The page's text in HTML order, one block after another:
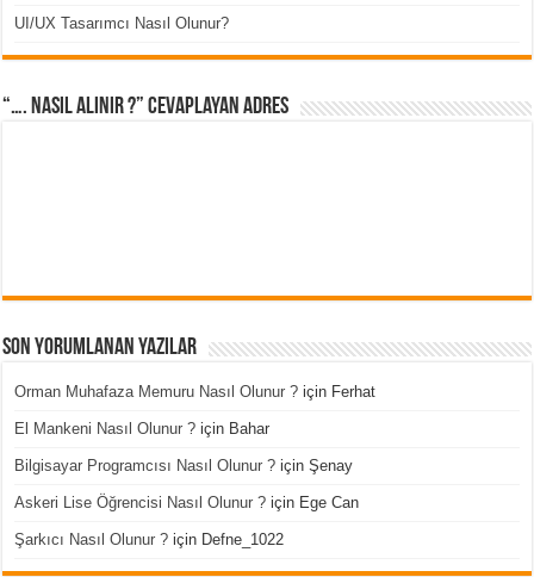
UI/UX Tasarımcı Nasıl Olunur?
“…. Nasıl Alınır ?” cevaplayan adres
Son Yorumlanan Yazılar
Orman Muhafaza Memuru Nasıl Olunur ? için Ferhat
El Mankeni Nasıl Olunur ? için Bahar
Bilgisayar Programcısı Nasıl Olunur ? içinŞenay
Askeri Lise Öğrencisi Nasıl Olunur ? için Ege Can
Şarkıcı Nasıl Olunur ? için Defne_1022